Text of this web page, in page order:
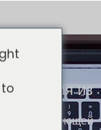
изделия из
из нержавеющей